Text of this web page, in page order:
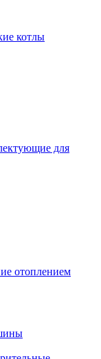
котлы
для
отоплением